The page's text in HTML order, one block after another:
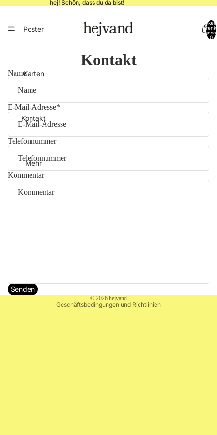
hej! Schön, dass du da bist!
Poster
Karten
Kontakt
Mehr
Artikel
0
Kontakt
Name
E-Mail-Adresse*
Telefonnummer
Kommentar
Senden
© 2026 hejvand
Geschäftsbedingungen und Richtlinien
Widerrufsrecht